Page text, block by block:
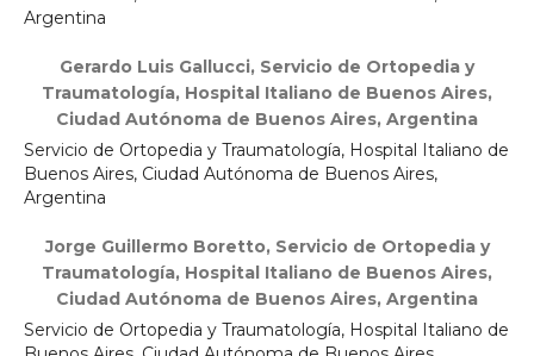
Argentina
Gerardo Luis Gallucci, Servicio de Ortopedia y
Traumatología, Hospital Italiano de Buenos Aires,
Ciudad Autónoma de Buenos Aires, Argentina
Servicio de Ortopedia y Traumatología, Hospital Italiano de
Buenos Aires, Ciudad Autónoma de Buenos Aires,
Argentina
Jorge Guillermo Boretto, Servicio de Ortopedia y
Traumatología, Hospital Italiano de Buenos Aires,
Ciudad Autónoma de Buenos Aires, Argentina
Servicio de Ortopedia y Traumatología, Hospital Italiano de